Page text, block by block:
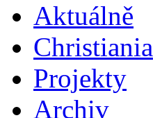
Aktuálně
Christiania
Projekty
Archiv